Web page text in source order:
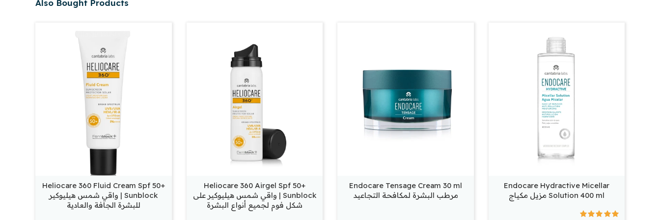
Also Bought Products
Endocare Hydractive Micellar
Solution 400 ml مزيل مكياج
Endocare Tensage Cream 30 ml
مرطب البشرة لمكافحة التجاعيد
Heliocare 360 Airgel Spf 50+
Sunblock | واقي شمس هيليوكير على
شكل فوم لجميع أنواع البشرة
Heliocare 360 Fluid Cream Spf 50+
Sunblock | واقي شمس هيليوكير
للبشرة الجافة والعادية